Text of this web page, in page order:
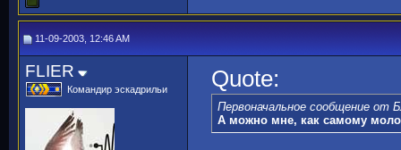
11-09-2003, 12:46 AM
FLIER
Командир эскадрильи Quote:
Первоначальное сообщение от
А можно мне, как самому